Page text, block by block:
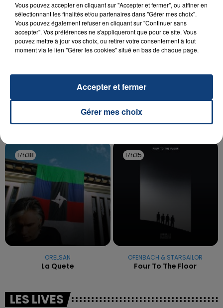
La famille a porté plainte contre la clinique qui a
reconnu sa responsabilité et présenté ses
TITRES DIFFUSÉS
17h38
17h38
ORELSAN
La Quete
17h35
17h35
OFENBACH & STARSAILOR
Four To The Floor
LES LIVES
Vous pouvez accepter en cliquant sur "Accepter et fermer", ou affiner en
sélectionnant les finalités et/ou partenaires dans "Gérer mes choix".
Vous pouvez également refuser en cliquant sur "Continuer sans
accepter". Vos préférences ne s'appliqueront que pour ce site. Vous
pouvez mettre à jour vos choix, ou retirer votre consentement à tout
moment via le lien "Gérer les cookies" situé en bas de chaque page.
Gérer mes choix
Accepter et fermer